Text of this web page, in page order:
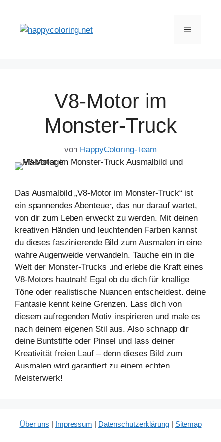
springen
Menü
V8-Motor im
Monster-Truck
von HappyColoring-Team
Das Ausmalbild „V8-Motor im Monster-Truck“ ist
ein spannendes Abenteuer, das nur darauf wartet,
von dir zum Leben erweckt zu werden. Mit deinen
kreativen Händen und leuchtenden Farben kannst
du dieses faszinierende Bild zum Ausmalen in eine
wahre Augenweide verwandeln. Tauche ein in die
Welt der Monster-Trucks und erlebe die Kraft eines
V8-Motors hautnah! Egal ob du dich für knallige
Töne oder realistische Nuancen entscheidest, deine
Fantasie kennt keine Grenzen. Lass dich von
diesem aufregenden Motiv inspirieren und male es
nach deinem eigenen Stil aus. Also schnapp dir
deine Buntstifte oder Pinsel und lass deiner
Kreativität freien Lauf – denn dieses Bild zum
Ausmalen wird garantiert zu einem echten
Meisterwerk!
Über uns | Impressum | Datenschutzerklärung| Sitemap